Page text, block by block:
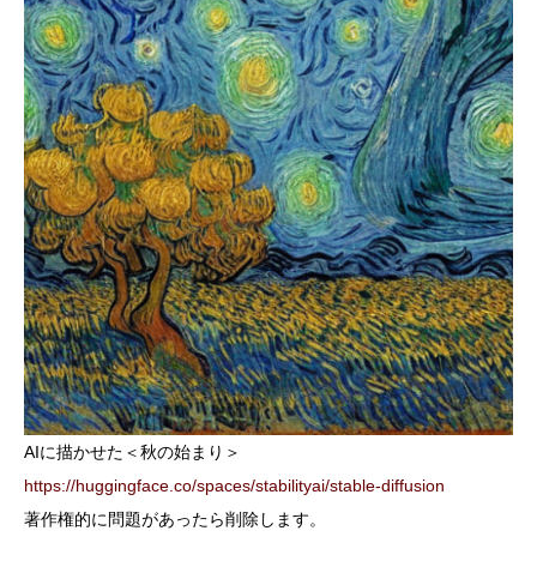
AIに描かせた＜秋の始まり＞
https://huggingface.co/spaces/stabilityai/stable-diffusion
著作権的に問題があったら削除します。